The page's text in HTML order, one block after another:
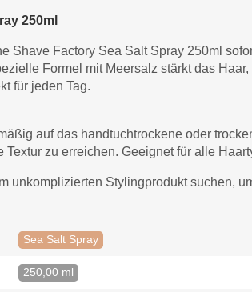
250ml
Shave Factory Sea Salt Spray 250ml
Formel mit Meersalz stärkt das
für jeden Tag.
auf das handtuchtrockene oder
zu erreichen. Geeignet für alle
unkomplizierten Stylingprodukt suchen,
Sea Salt Spray
250,00 ml